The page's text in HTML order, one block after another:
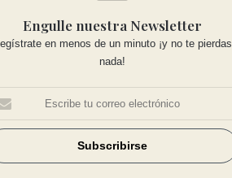
Engulle nuestra Newsletter
en menos de un minuto ¡y no te pierdas
nada!